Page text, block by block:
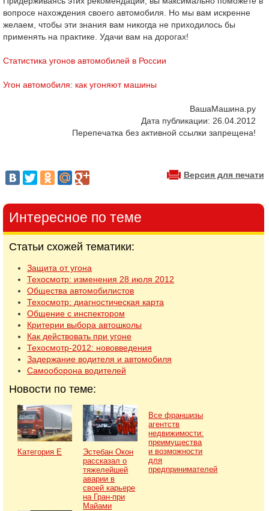
вопросе нахождения своего автомобиля. Но мы вам искренне
желаем, чтобы эти знания вам никогда не приходилось бы
применять на практике. Удачи вам на дорогах!
Статистика угонов автомобилей в России
Угон автомобиля: как угоняют машины
ВашаМашина.ру
Дата публикации: 26.04.2012
Перепечатка без активной ссылки запрещена!
Версия для печати
Интересное по теме
Статьи схожей тематики:
Защита от угона
Техосмотр: изменения 28 июля 2012
Общества автомобилистов
Техосмотр: диагностическая карта
Общение с инспектором
Критерии выбора автошколы
Как действовать при угоне
Техосмотр-2012: нововведения
Задержание водителя и автомобиля
Самооборона водителей
Новости по теме:
Категория Е
Эстебан Окон
рассказал о
тяжелейшей
аварии в
своей карьере
на Гран-при
Майами
Все франшизы
агентств
недвижимости:
преимущества
и возможности
для
предпринимателей